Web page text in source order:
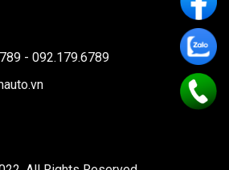
- 092.179.6789